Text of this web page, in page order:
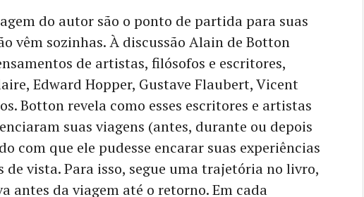
do autor são o ponto de partida para suas
vêm sozinhas. À discussão Alain de Botton
de artistas, filósofos e escritores,
Edward Hopper, Gustave Flaubert, Vicent
Botton revela como esses escritores e artistas
suas viagens (antes, durante ou depois
com que ele pudesse encarar suas experiências
vista. Para isso, segue uma trajetória no livro,
antes da viagem até o retorno. Em cada